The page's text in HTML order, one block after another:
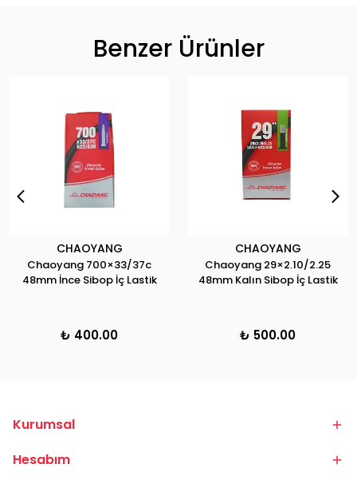
Benzer Ürünler
CHAOYANG
Chaoyang 700×33/37c
48mm İnce Sibop İç Lastik
₺ 400.00
CHAOYANG
Chaoyang 29×2.10/2.25
48mm Kalın Sibop İç Lastik
₺ 500.00
Kurumsal
Hesabım